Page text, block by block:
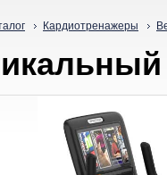
Кардиотренажеры